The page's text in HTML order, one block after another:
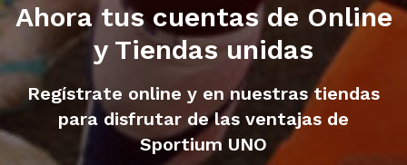
Ahora tus cuentas de Online
y Tiendas unidas
Regístrate online y en nuestras tiendas
para disfrutar de las ventajas de
Sportium UNO